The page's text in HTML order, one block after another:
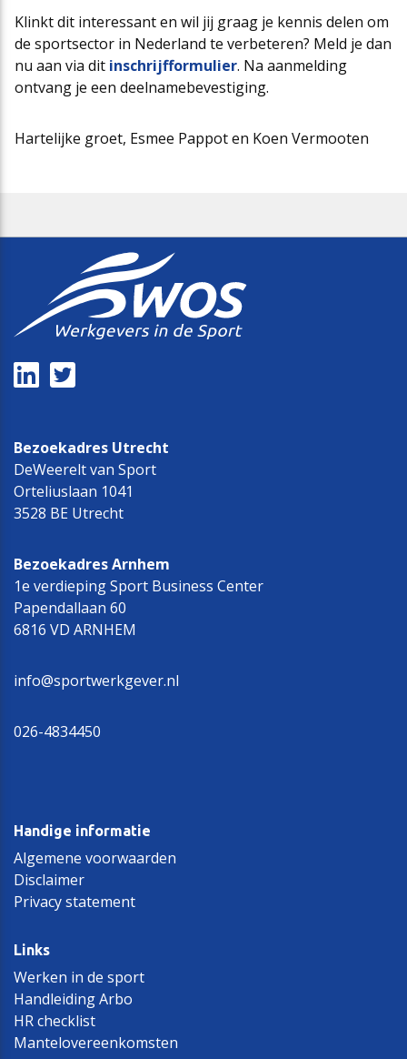
Klinkt dit interessant en wil jij graag je kennis delen om
de sportsector in Nederland te verbeteren? Meld je dan
nu aan via dit inschrijfformulier. Na aanmelding
ontvang je een deelnamebevestiging.
Hartelijke groet, Esmee Pappot en Koen Vermooten
Bezoekadres Utrecht
DeWeerelt van Sport
Orteliuslaan 1041
3528 BE Utrecht
Bezoekadres Arnhem
1e verdieping Sport Business Center
Papendallaan 60
6816 VD ARNHEM
info@sportwerkgever.nl
026-4834450
Handige informatie
Algemene voorwaarden
Disclaimer
Privacy statement
Links
Werken in de sport
Handleiding Arbo
HR checklist
Mantelovereenkomsten